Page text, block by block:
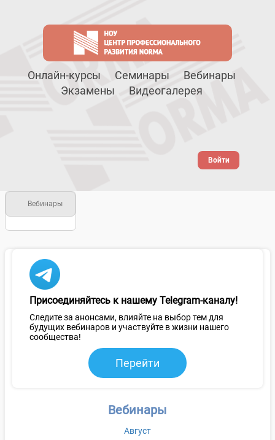
Онлайн-курсы Семинары
Вебинары
Экзамены
Видеогалерея
Войти
Вебинары
Присоединяйтесь к нашему Telegram-каналу!
Следите за анонсами, влияйте на выбор тем для
будущих вебинаров и участвуйте в жизни нашего
сообщества!
Перейти
Вебинары
Август